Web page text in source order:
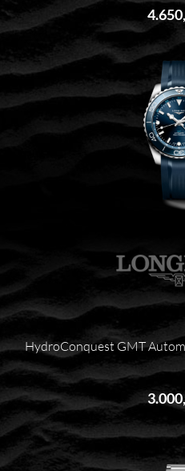
HydroConquest GMT